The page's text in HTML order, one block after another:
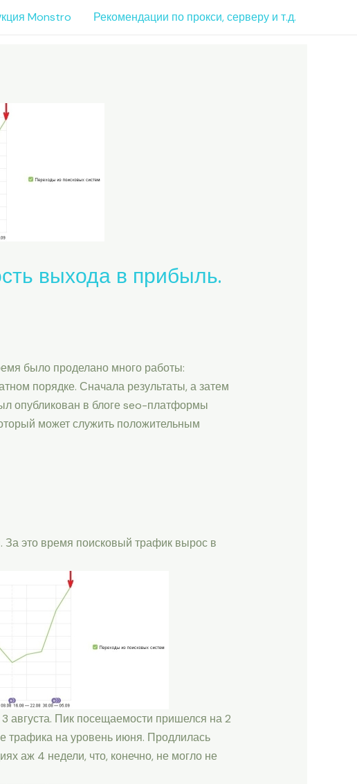
Monstro Рекомендации по прокси, серверу и т.д.
выхода в прибыль.
было проделано много работы:
порядке. Сначала результаты, а затем
опубликован в блоге seo-платформы
может служить положительным
За это время поисковый трафик вырос в
августа. Пик посещаемости пришелся на 2
трафика на уровень июня. Продлилась
аж 4 недели, что, конечно, не могло не